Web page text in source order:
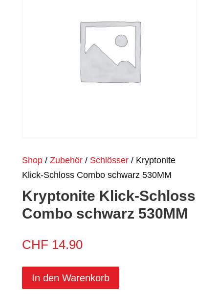
Shop/ Zubehör/ Schlösser/ Kryptonite
Klick-Schloss Combo schwarz 530MM
Kryptonite Klick-Schloss
Combo schwarz 530MM
CHF 14.90
In den Warenkorb